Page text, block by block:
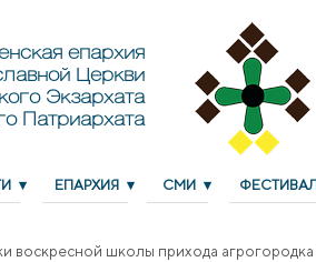
епархия
Церкви
Экзархата
Патриархата
ЕПАРХИЯ СМИ
воскресной школы прихода